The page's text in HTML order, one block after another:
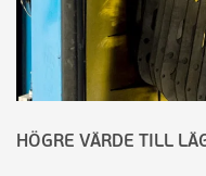
HÖGRE VÄRDE TILL